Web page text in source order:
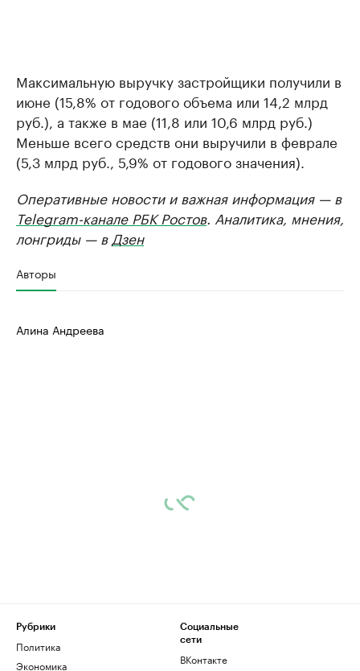
Максимальную выручку застройщики получили в
июне (15,8% от годового объема или 14,2 млрд
руб.), а также в мае (11,8 или 10,6 млрд руб.)
Меньше всего средств они выручили в феврале
(5,3 млрд руб., 5,9% от годового значения).
Оперативные новости и важная информация — в
Telegram-канале РБК Ростов. Аналитика, мнения,
лонгриды — в Дзен
Авторы
Алина Андреева
Рубрики
Политика
Экономика
Социальные
сети
ВКонтакте